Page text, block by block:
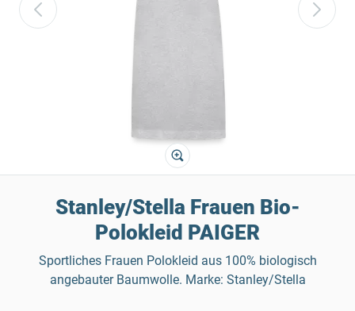
Stanley/Stella Frauen Bio-
Polokleid PAIGER
Sportliches Frauen Polokleid aus 100% biologisch
angebauter Baumwolle. Marke: Stanley/Stella